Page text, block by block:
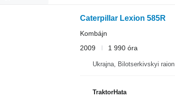
Caterpillar Lexion 585R
Kombájn
2009
1 990 óra
Ukrajna, Bilotserkivskyi raion
TraktorHata